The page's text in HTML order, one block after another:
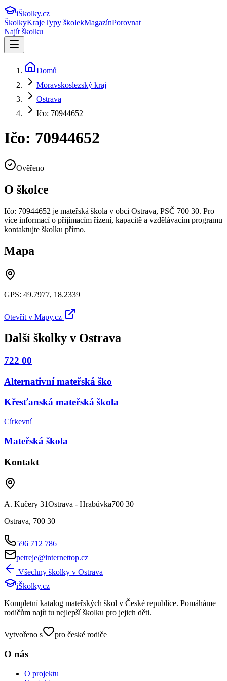
iŠkolky.cz
ŠkolkyKrajeTypy školekMagazínPorovnat
Najít školku
Domů
Moravskoslezský kraj
Ostrava
Ičo: 70944652
Ičo: 70944652
Ověřeno
O školce
Ičo: 70944652 je mateřská škola v obci Ostrava, PSČ 700 30. Pro
více informací o přijímacím řízení, kapacitě a vzdělávacím programu
kontaktujte školku přímo.
Mapa
GPS: 49.7977, 18.2339
Otevřít v Mapy.cz
Další školky v Ostrava
722 00
Alternativní mateřská ško
Křesťanská mateřská škola
Církevní
Mateřská škola
Kontakt
A. Kučery 31Ostrava - Hrabůvka700 30
Ostrava, 700 30
596 712 786
petreje@internettop.cz
Všechny školky v Ostrava
iŠkolky.cz
Kompletní katalog mateřských škol v České republice. Pomáháme
rodičům najít tu nejlepší školku pro jejich děti.
Vytvořeno s pro české rodiče
O nás
O projektu